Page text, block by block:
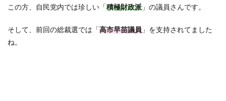
この方、自民党内では珍しい「積極財政派 」の議員さんです。
そして、前回の総裁選では「高市早苗議員 」を支持されてました
ね。